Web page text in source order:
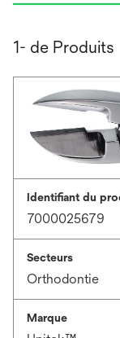
1- de Produits
Identifiant du
7000025679
Secteurs
Orthodontie
Marque